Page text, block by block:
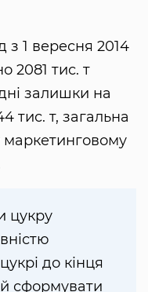
з 1 вересня 2014
2081 тис. т
залишки на
тис. т, загальна
маркетинговому
цукру
до кінця
сформувати